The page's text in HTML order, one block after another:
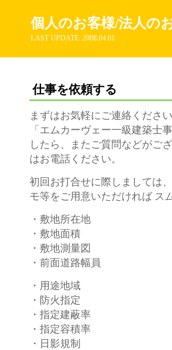
個人のお客様/法人の
LAST UPDATE: 2008.04.01
仕事を依頼する
まずはお気軽にご連絡くださ
「エムカーヴェー一級建築士
したら、またご質問などがご
はお電話ください。
初回お打合せに際しましては
モ等をご用意いただければ ス
・敷地所在地
・敷地面積
・敷地測量図
・前面道路幅員
・用途地域
・防火指定
・指定建蔽率
・指定容積率
・日影規制